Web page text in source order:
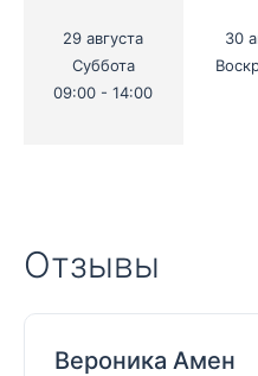
29 августа
Суббота
09:00 - 14:00
30
Отзывы
Вероника Амен